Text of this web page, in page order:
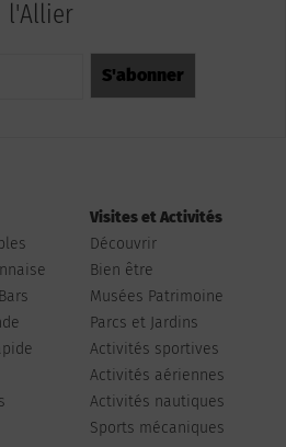
l'Allier
Visites et Activités
Découvrir
Bien être
Musées Patrimoine
Parcs et Jardins
Activités sportives
Activités aériennes
Activités nautiques
Sports mécaniques